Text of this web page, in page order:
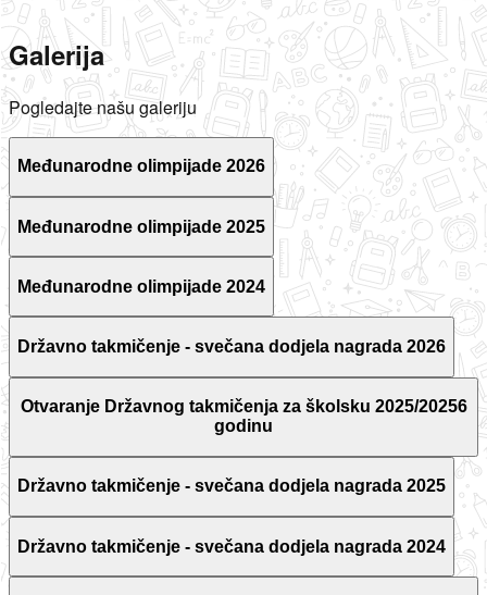
Galerija
Pogledajte našu galeriju
Međunarodne olimpijade 2026
Međunarodne olimpijade 2025
Međunarodne olimpijade 2024
Državno takmičenje - svečana dodjela nagrada 2026
Otvaranje Državnog takmičenja za školsku 2025/20256
godinu
Državno takmičenje - svečana dodjela nagrada 2025
Državno takmičenje - svečana dodjela nagrada 2024